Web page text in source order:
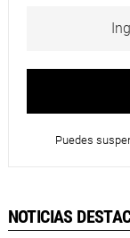
Puedes
NOTICIAS